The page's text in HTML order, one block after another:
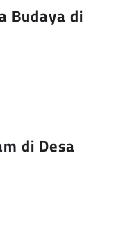
Budaya di
di Desa